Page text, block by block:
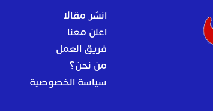
انشر مقالا
اعلن معنا
فريق العمل
من نحن؟
سياسة الخصوصية